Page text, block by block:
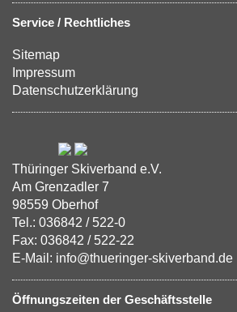
Service / Rechtliches
Sitemap
Impressum
Datenschutzerklärung
Thüringer Skiverband e.V.
Am Grenzadler 7
98559 Oberhof
Tel.: 036842 / 522-0
Fax: 036842 / 522-22
E-Mail: info@thueringer-skiverband.de
Öffnungszeiten der Geschäftsstelle